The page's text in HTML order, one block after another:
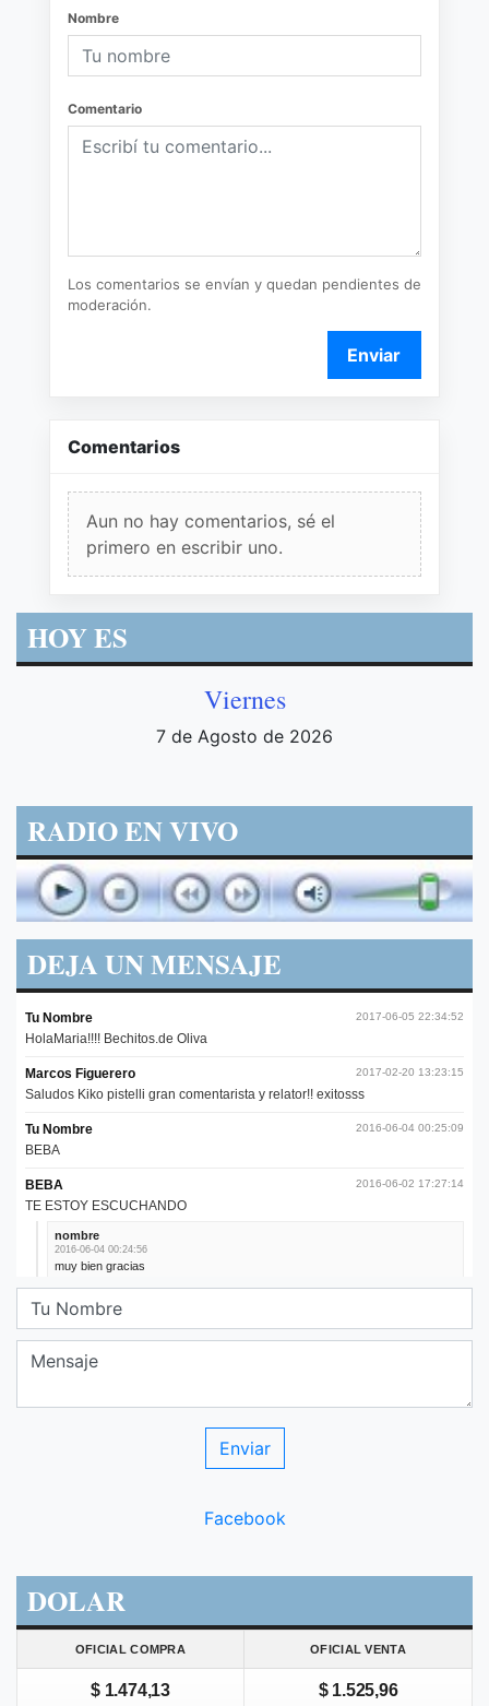
Nombre
Comentario
Los comentarios se envían y quedan pendientes de
moderación.
Enviar
Comentarios
Aun no hay comentarios, sé el
primero en escribir uno.
HOY ES
Viernes
7 de Agosto de 2026
RADIO EN VIVO
DEJA UN MENSAJE
Facebook
DOLAR
OFICIAL COMPRA OFICIAL VENTA
$ 1.474,13 $ 1.525,96